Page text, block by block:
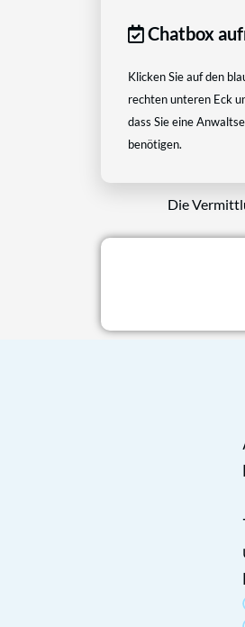
Chatbox
Klicken Sie auf den
rechten unteren Eck
dass Sie eine
benötigen.
Die